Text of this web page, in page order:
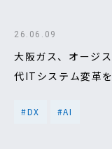
26.06.09
大阪ガス、オージ
代ITシステム変革
#DX #AI